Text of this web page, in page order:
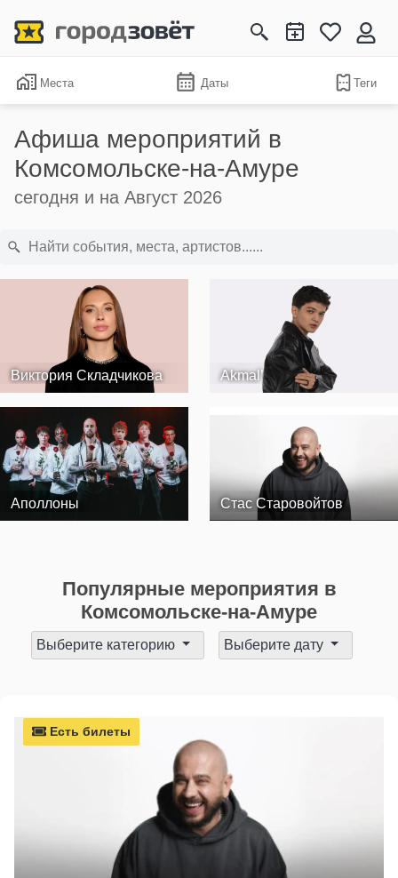
Места Даты Теги
Афиша мероприятий в
Комсомольске-на-Амуре
сегодня и на Август 2026
Виктория Складчикова Akmal’
Аполлоны Стас Старовойтов
Популярные мероприятия в
Комсомольске-на-Амуре
Выберите категорию Выберите дату
Есть билеты